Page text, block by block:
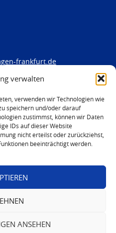
verwalten
verwenden wir Technologien wie
speichern und/oder darauf
zustimmst, können wir Daten
IDs auf dieser Website
nicht erteilst oder zurückziehst,
beeinträchtigt werden.
ANSEHEN
frankfurt.de